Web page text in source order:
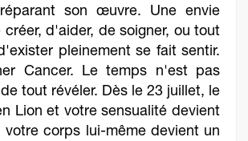
son œuvre. Une envie
créer, d'aider, de soigner, ou tout
pleinement se fait sentir.
Cancer. Le temps n'est pas
tout révéler. Dès le 23 juillet, le
Lion et votre sensualité devient
votre corps lui-même devient un